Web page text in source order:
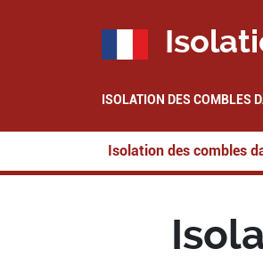
ISOLATION DES COMBLES
Isolation des combles